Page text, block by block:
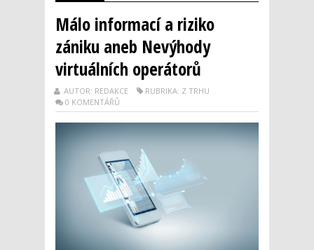
Málo informací a riziko
zániku aneb Nevýhody
virtuálních operátorů
AUTOR: REDAKCE
RUBRIKA: Z TRHU
0 KOMENTÁŘŮ